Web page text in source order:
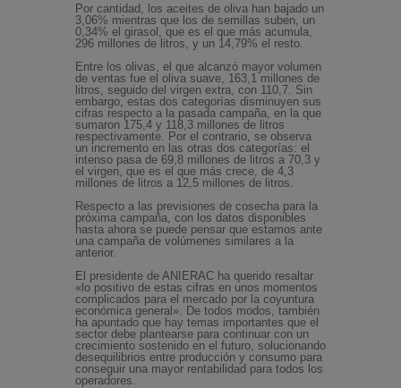
Por cantidad, los aceites de oliva han bajado un
3,06% mientras que los de semillas suben, un
0,34% el girasol, que es el que más acumula,
296 millones de litros, y un 14,79% el resto.
Entre los olivas, el que alcanzó mayor volumen
de ventas fue el oliva suave, 163,1 millones de
litros, seguido del virgen extra, con 110,7. Sin
embargo, estas dos categorías disminuyen sus
cifras respecto a la pasada campaña, en la que
sumaron 175,4 y 118,3 millones de litros
respectivamente. Por el contrario, se observa
un incremento en las otras dos categorías: el
intenso pasa de 69,8 millones de litros a 70,3 y
el virgen, que es el que más crece, de 4,3
millones de litros a 12,5 millones de litros.
Respecto a las previsiones de cosecha para la
próxima campaña, con los datos disponibles
hasta ahora se puede pensar que estamos ante
una campaña de volúmenes similares a la
anterior.
El presidente de ANIERAC ha querido resaltar
«lo positivo de estas cifras en unos momentos
complicados para el mercado por la coyuntura
económica general». De todos modos, también
ha apuntado que hay temas importantes que el
sector debe plantearse para continuar con un
crecimiento sostenido en el futuro, solucionando
desequilibrios entre producción y consumo para
conseguir una mayor rentabilidad para todos los
operadores.